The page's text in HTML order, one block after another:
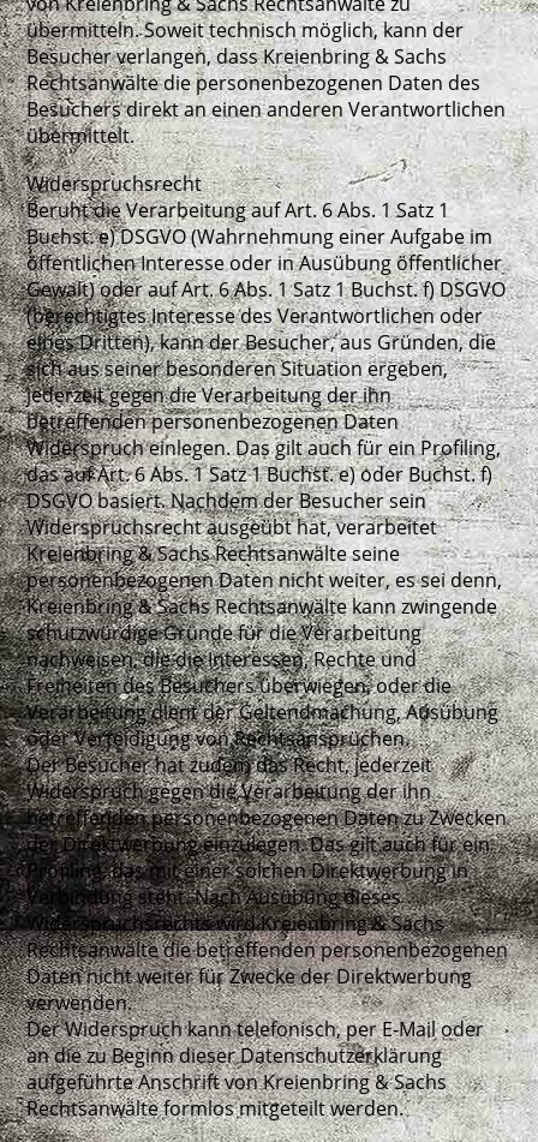
übermitteln. Soweit technisch möglich, kann der
Besucher verlangen, dass Kreienbring & Sachs
Rechtsanwälte die personenbezogenen Daten des
Besuchers direkt an einen anderen Verantwortlichen
übermittelt.
Widerspruchsrecht
Beruht die Verarbeitung auf Art. 6 Abs. 1 Satz 1
Buchst. e) DSGVO (Wahrnehmung einer Aufgabe im
öffentlichen Interesse oder in Ausübung öffentlicher
Gewalt) oder auf Art. 6 Abs. 1 Satz 1 Buchst. f) DSGVO
(berechtigtes Interesse des Verantwortlichen oder
eines Dritten), kann der Besucher, aus Gründen, die
sich aus seiner besonderen Situation ergeben,
jederzeit gegen die Verarbeitung der ihn
betreffenden personenbezogenen Daten
Widerspruch einlegen. Das gilt auch für ein Profiling,
das auf Art. 6 Abs. 1 Satz 1 Buchst. e) oder Buchst. f)
DSGVO basiert. Nachdem der Besucher sein
Widerspruchsrecht ausgeübt hat, verarbeitet
Kreienbring & Sachs Rechtsanwälte seine
personenbezogenen Daten nicht weiter, es sei denn,
Kreienbring & Sachs Rechtsanwälte kann zwingende
schutzwürdige Gründe für die Verarbeitung
nachweisen, die die Interessen, Rechte und
Freiheiten des Besuchers überwiegen, oder die
Verarbeitung dient der Geltendmachung, Ausübung
oder Verteidigung von Rechtsansprüchen.
Der Besucher hat zudem das Recht, jederzeit
Widerspruch gegen die Verarbeitung der ihn
betreffenden personenbezogenen Daten zu Zwecken
der Direktwerbung einzulegen. Das gilt auch für ein
Profiling, das mit einer solchen Direktwerbung in
Verbindung steht. Nach Ausübung dieses
Widerspruchsrechts wird Kreienbring & Sachs
Rechtsanwälte die betreffenden personenbezogenen
Daten nicht weiter für Zwecke der Direktwerbung
verwenden.
Der Widerspruch kann telefonisch, per E-Mail oder
an die zu Beginn dieser Datenschutzerklärung
aufgeführte Anschrift von Kreienbring & Sachs
Rechtsanwälte formlos mitgeteilt werden.